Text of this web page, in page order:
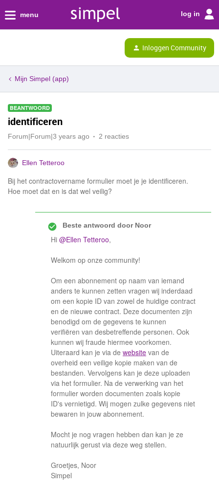
menu log in
Inloggen Community
Mijn Simpel (app)
BEANTWOORD
identificeren
Forum|Forum|3 years ago 2 reacties
Ellen Tetteroo
Bij het contractovername formulier moet je je identificeren.
Hoe moet dat en is dat wel veilig?
Beste antwoord doorNoor
Hi @Ellen Tetteroo,
Welkom op onze community!
Om een abonnement op naam van iemand
anders te kunnen zetten vragen wij inderdaad
om een kopie ID van zowel de huidige contract
en de nieuwe contract. Deze documenten zijn
benodigd om de gegevens te kunnen
verifiëren van desbetreffende personen. Ook
kunnen wij fraude hiermee voorkomen.
Uiteraard kan je via de website van de
overheid een veilige kopie maken van de
bestanden. Vervolgens kan je deze uploaden
via het formulier. Na de verwerking van het
formulier worden documenten zoals kopie
ID's vernietigd. Wij mogen zulke gegevens niet
bewaren in jouw abonnement.
Mocht je nog vragen hebben dan kan je ze
natuurlijk gerust via deze weg stellen.
Groetjes, Noor
Simpel